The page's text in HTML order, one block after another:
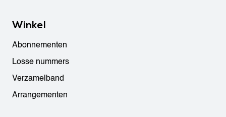
Winkel
Abonnementen
Losse nummers
Verzamelband
Arrangementen